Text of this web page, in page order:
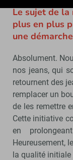
Le sujet de
plus en plus
une
Absolument.
nos jeans, qui
retournent des
remplacer un
de les remettre
Cette initiative
en
Heureusement,
la qualité initiale